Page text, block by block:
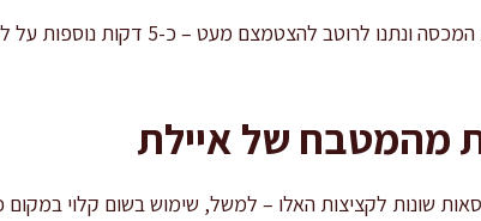
בסיום הבישול סירו את המכסה
מהמטבח של איילת
שונות לקציצות האלו – למשל, שימוש בשום קלוי